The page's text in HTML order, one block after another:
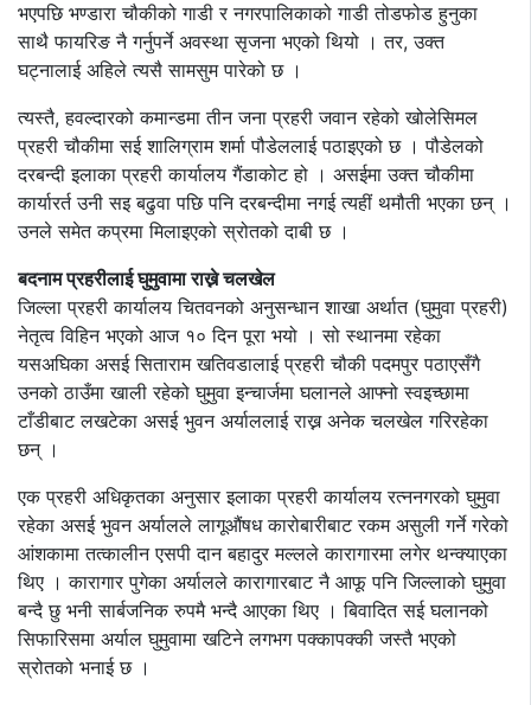
भएपछि भण्डारा चौकीको गाडी र नगरपालिकाको गाडी तोडफोड हुनुका
साथै फायरिङ नै गर्नुपर्ने अवस्था सृजना भएको थियो । तर, उक्त
घट्नालाई अहिले त्यसै सामसुम पारेको छ ।
त्यस्तै, हवल्दारको कमान्डमा तीन जना प्रहरी जवान रहेको खोलेसिमल
प्रहरी चौकीमा सई शालिग्राम शर्मा पौडेललाई पठाइएको छ । पौडेलको
दरबन्दी इलाका प्रहरी कार्यालय गैंडाकोट हो । असईमा उक्त चौकीमा
कार्यारर्त उनी सइ बढुवा पछि पनि दरबन्दीमा नगई त्यहीं थमौती भएका छन् ।
उनले समेत कप्रमा मिलाइएको स्रोतको दाबी छ ।
बदनाम प्रहरीलाई घुमुवामा राख्ने चलखेल
जिल्ला प्रहरी कार्यालय चितवनको अनुसन्धान शाखा अर्थात (घुमुवा प्रहरी)
नेतृत्व विहिन भएको आज १० दिन पूरा भयो । सो स्थानमा रहेका
यसअघिका असई सिताराम खतिवडालाई प्रहरी चौकी पदमपुर पठाएसँगै
उनको ठाउँमा खाली रहेको घुमुवा इन्चार्जमा घलानले आफ्नो स्वइच्छामा
टाँडीबाट लखटेका असई भुवन अर्याललाई राख्न अनेक चलखेल गरिरहेका
छन् ।
एक प्रहरी अधिकृतका अनुसार इलाका प्रहरी कार्यालय रत्ननगरको घुमुवा
रहेका असई भुवन अर्यालले लागूऔंषध कारोबारीबाट रकम असुली गर्ने गरेको
आंशकामा तत्कालीन एसपी दान बहादुर मल्लले कारागारमा लगेर थन्क्याएका
थिए । कारागार पुगेका अर्यालले कारागारबाट नै आफू पनि जिल्लाको घुमुवा
बन्दै छु भनी सार्बजनिक रुपमै भन्दै आएका थिए । बिवादित सई घलानको
सिफारिसमा अर्याल घुमुवामा खटिने लगभग पक्कापक्की जस्तै भएको
स्रोतको भनाई छ ।